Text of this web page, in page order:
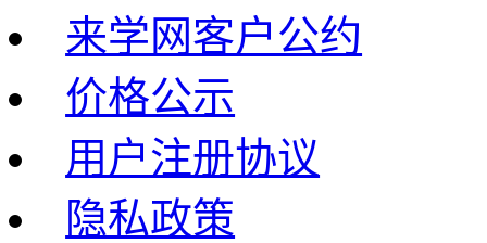
来学网客户公约
价格公示
用户注册协议
隐私政策